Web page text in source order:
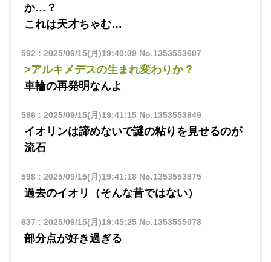
か…？
これは天才ちゃむ…
592 : 2025/09/15(月)19:40:39No.1353553607
>アルキメデスの生まれ変わりか？
車輪の再発明なんよ
596 : 2025/09/15(月)19:41:15No.1353553849
イオリンは諦めないで謎の粘りを見せるのが
流石
598: 2025/09/15(月)19:41:18No.1353553875
過去のイオリ（そんな昔ではない）
637 : 2025/09/15(月)19:45:25No.1353555078
部分点が好き過ぎる